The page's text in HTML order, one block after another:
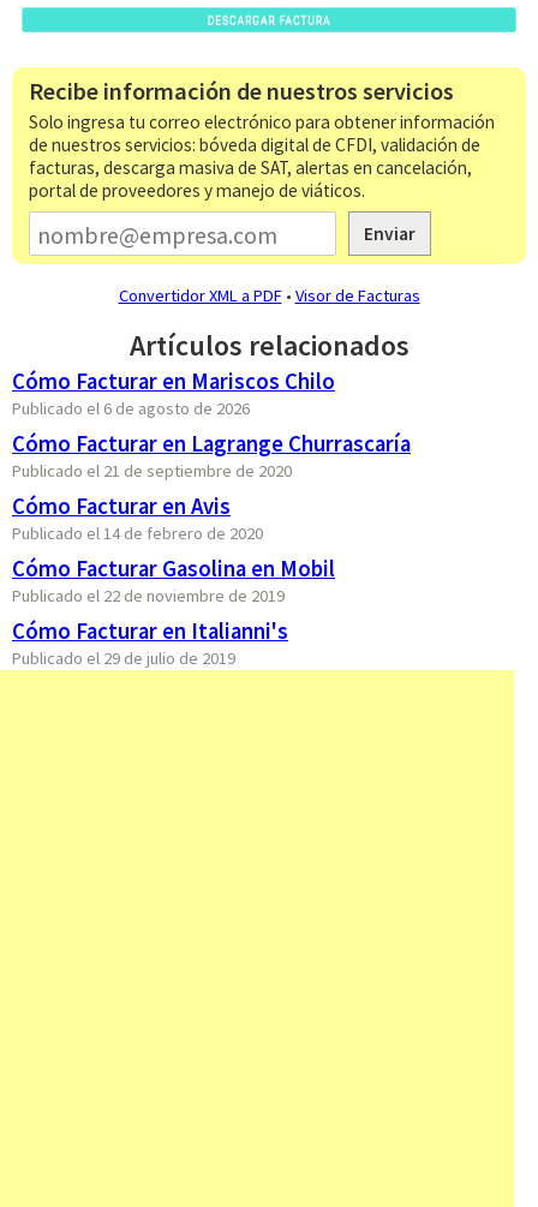
Recibe información de nuestros servicios
Solo ingresa tu correo electrónico para obtener información
de nuestros servicios: bóveda digital de CFDI, validación de
facturas, descarga masiva de SAT, alertas en cancelación,
portal de proveedores y manejo de viáticos.
Enviar
Convertidor XML a PDF• Visor de Facturas
Artículos relacionados
Cómo Facturar en Mariscos Chilo
Publicado el 6 de agosto de 2026
Cómo Facturar en Lagrange Churrascaría
Publicado el 21 de septiembre de 2020
Cómo Facturar en Avis
Publicado el 14 de febrero de 2020
Cómo Facturar Gasolina en Mobil
Publicado el 22 de noviembre de 2019
Cómo Facturar en Italianni's
Publicado el 29 de julio de 2019